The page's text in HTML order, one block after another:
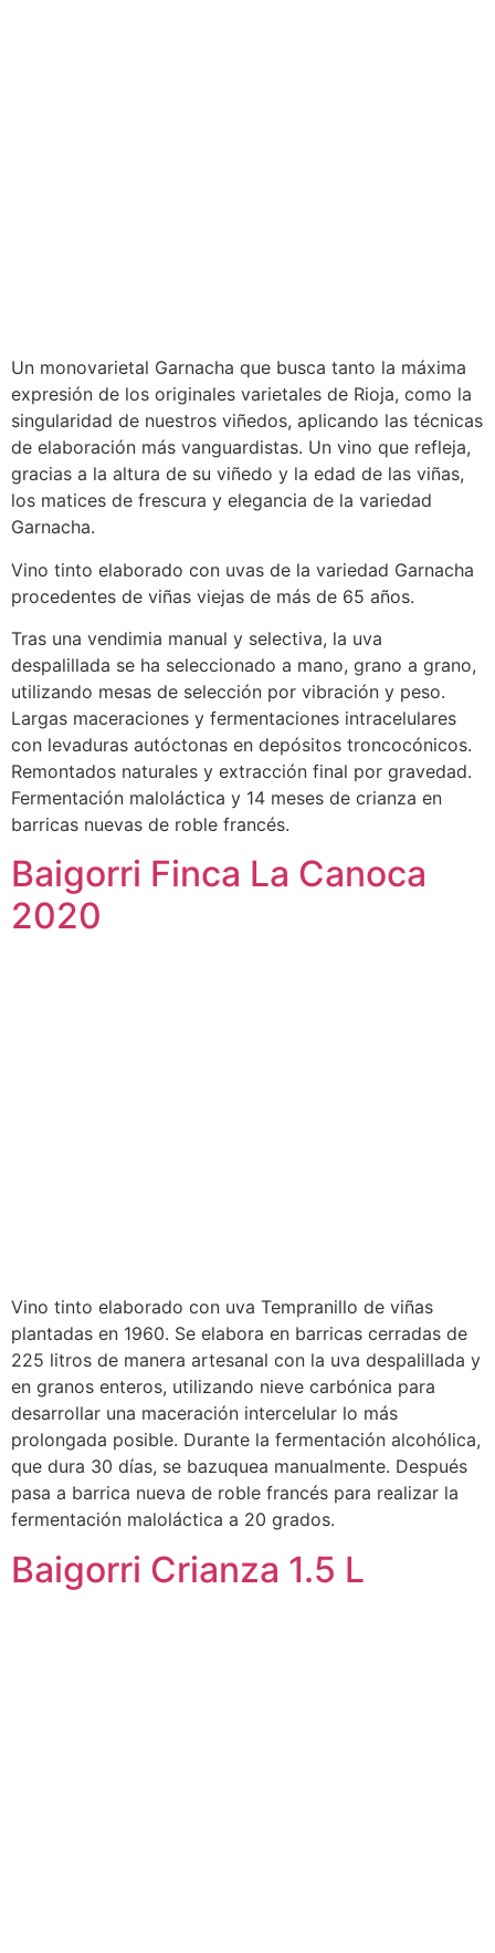
Un monovarietal Garnacha que busca tanto la máxima
expresión de los originales varietales de Rioja, como la
singularidad de nuestros viñedos, aplicando las técnicas
de elaboración más vanguardistas. Un vino que refleja,
gracias a la altura de su viñedo y la edad de las viñas,
los matices de frescura y elegancia de la variedad
Garnacha.
Vino tinto elaborado con uvas de la variedad Garnacha
procedentes de viñas viejas de más de 65 años.
Tras una vendimia manual y selectiva, la uva
despalillada se ha seleccionado a mano, grano a grano,
utilizando mesas de selección por vibración y peso.
Largas maceraciones y fermentaciones intracelulares
con levaduras autóctonas en depósitos troncocónicos.
Remontados naturales y extracción final por gravedad.
Fermentación maloláctica y 14 meses de crianza en
barricas nuevas de roble francés.
Baigorri Finca La Canoca
2020
Vino tinto elaborado con uva Tempranillo de viñas
plantadas en 1960. Se elabora en barricas cerradas de
225 litros de manera artesanal con la uva despalillada y
en granos enteros, utilizando nieve carbónica para
desarrollar una maceración intercelular lo más
prolongada posible. Durante la fermentación alcohólica,
que dura 30 días, se bazuquea manualmente. Después
pasa a barrica nueva de roble francés para realizar la
fermentación maloláctica a 20 grados.
Baigorri Crianza 1.5 L